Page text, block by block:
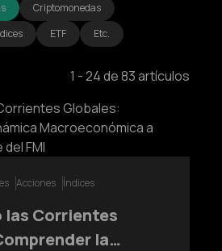
Criptomonedas
ETF Etc.
1 -24de83artículos
Acciones Índices
las Corrientes
la